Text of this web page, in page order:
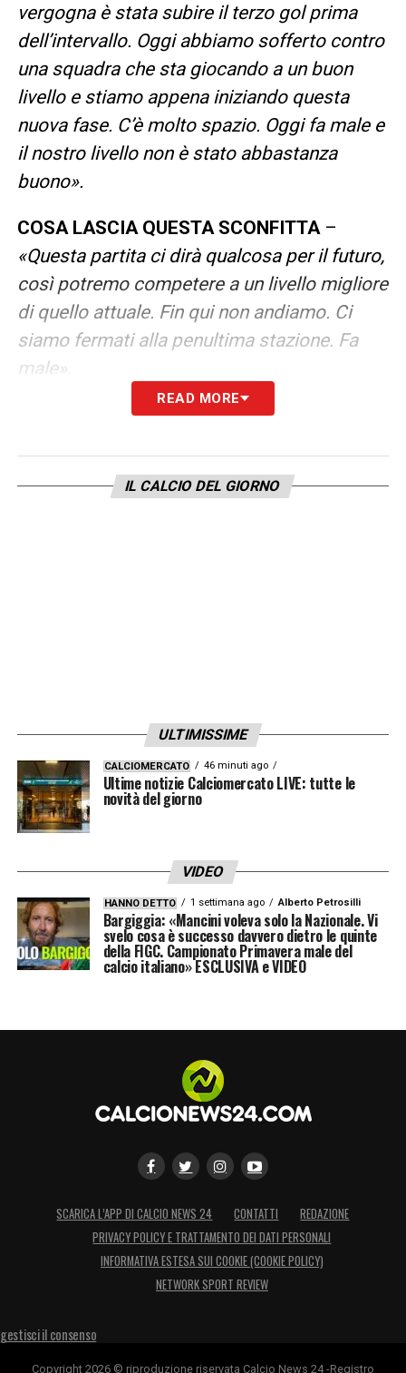
vergogna è stata subire il terzo gol prima
dell’intervallo. Oggi abbiamo sofferto contro
una squadra che sta giocando a un buon
livello e stiamo appena iniziando questa
nuova fase. C’è molto spazio. Oggi fa male e
il nostro livello non è stato abbastanza
buono».
COSA LASCIA QUESTA SCONFITTA–
«Questa partita ci dirà qualcosa per il futuro,
così potremo competere a un livello migliore
di quello attuale. Fin qui non andiamo. Ci
siamo fermati alla penultima stazione. Fa
male».
LEZIONI DA IMPARARE–«Partire da 0-2 è
una partita combattuta, e poi bisogna
affrontarla in modo diverso. Più che il divario
di partenza per iniziare meglio la prossima
stagione. Parlo della squadra, non dei
giocatori».
abbiamo avuto qualche lacuna, e a volte è
bene vedere gli errori perché ci possano
aiutare in futuro. Se ripetiamo gli stessi
errori più e più volte, non sarà una scelta
READ MORE
IL CALCIO DEL GIORNO
ULTIMISSIME
CALCIOMERCATO 46 minuti ago
Ultime notizie Calciomercato LIVE: tutte le
novità del giorno
VIDEO
HANNO DETTO 1 settimana ago Alberto Petrosilli
Bargiggia: «Mancini voleva solo la Nazionale. Vi
svelo cosa è successo davvero dietro le quinte
della FIGC. Campionato Primavera male del
calcio italiano» ESCLUSIVA e VIDEO
SCARICA L’APP DI CALCIO NEWS 24 CONTATTI
REDAZIONE
PRIVACY POLICY E TRATTAMENTO DEI DATI PERSONALI
INFORMATIVA ESTESA SUI COOKIE (COOKIE POLICY)
NETWORK SPORT REVIEW
gestisci il consenso
Copyright 2026 © riproduzione riservata Calcio News 24 -Registro